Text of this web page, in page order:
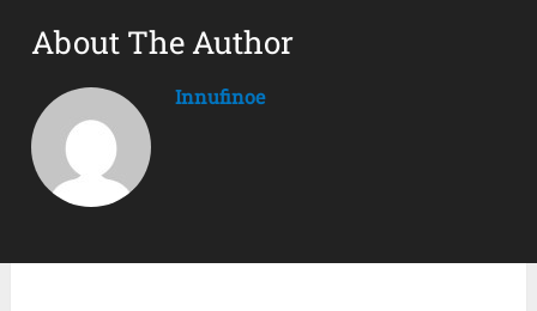
About The Author
Innufinoe